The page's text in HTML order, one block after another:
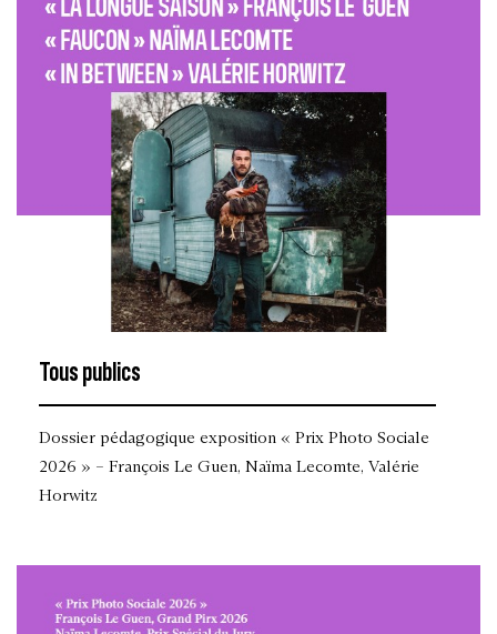
Dossier pédagogique exposition « Prix Photo Sociale
2026 » – François Le Guen, Naïma Lecomte, Valérie
Horwitz
Tous publics